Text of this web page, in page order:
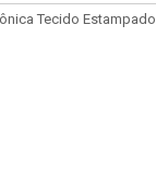
Tecido Estampado